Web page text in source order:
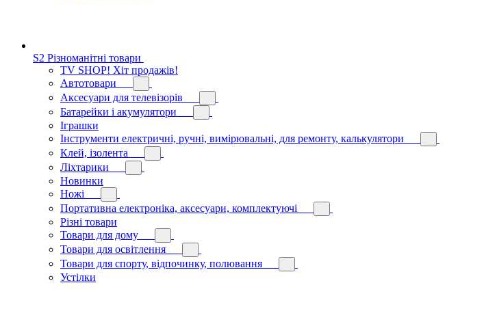
S2 Різноманітні товари
TV SHOP! Хіт продажів!
Автотовари
Аксесуари для телевізорів
Батарейки і акумулятори
Іграшки
Інструменти електричні, ручні, вимірювальні, для ремонту, калькулятори
Клей, ізолента
Ліхтарики
Новинки
Ножі
Портативна електроніка, аксесуари, комплектуючі
Різні товари
Товари для дому
Товари для освітлення
Товари для спорту, відпочинку, полювання
Устілки